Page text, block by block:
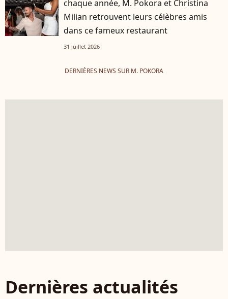
chaque année, M. Pokora et Christina
Milian retrouvent leurs célèbres amis
dans ce fameux restaurant
31 juillet 2026
DERNIÈRES NEWS SUR M. POKORA
Dernières actualités